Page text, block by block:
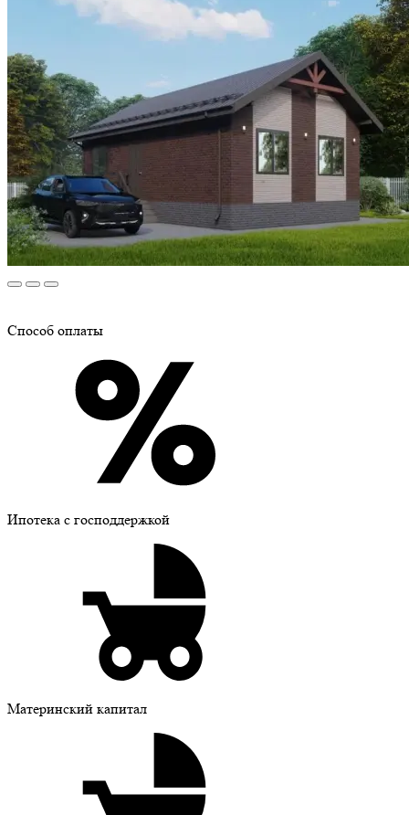
Способ оплаты
Ипотека с господдержкой
Материнский капитал